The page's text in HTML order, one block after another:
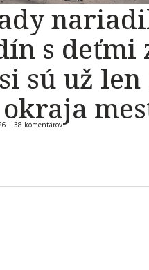
s deťmi
sú už
| 38 komentárov